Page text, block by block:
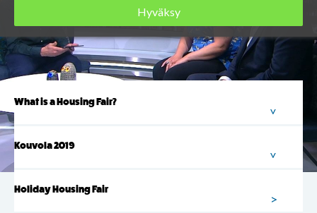
What is a Housing Fair?
Kouvola 2019
Holiday Housing Fair
Hyväksy